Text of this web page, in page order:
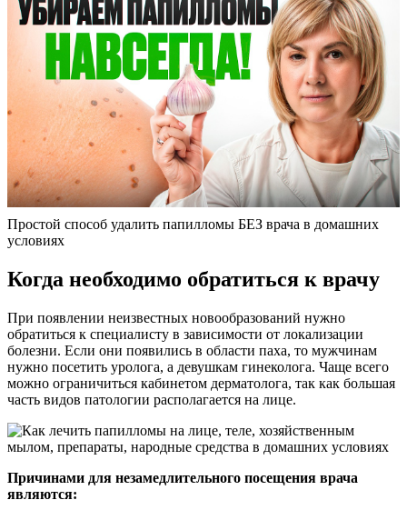
Простой способ удалить папилломы БЕЗ врача в домашних
условиях
Когда необходимо обратиться к врачу
При появлении неизвестных новообразований нужно
обратиться к специалисту в зависимости от локализации
болезни. Если они появились в области паха, то мужчинам
нужно посетить уролога, а девушкам гинеколога. Чаще всего
можно ограничиться кабинетом дерматолога, так как большая
часть видов патологии располагается на лице.
Причинами для незамедлительного посещения врача
являются: